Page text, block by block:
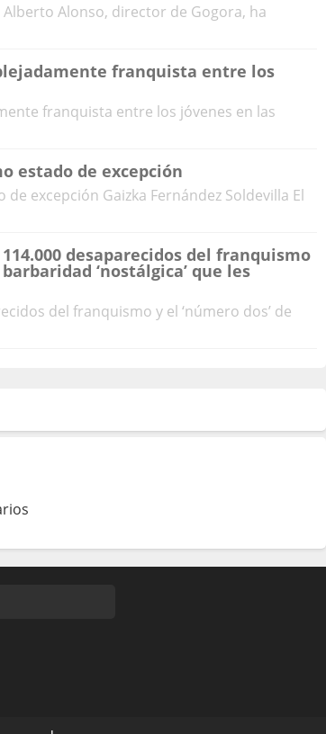
Alonso, director de Gogora, ha
franquista entre los
franquista entre los jóvenes en las
estado de excepción
excepción Gaizka Fernández Soldevilla El
desaparecidos del franquismo
‘nostálgica’ que les
del franquismo y el ‘número dos’ de